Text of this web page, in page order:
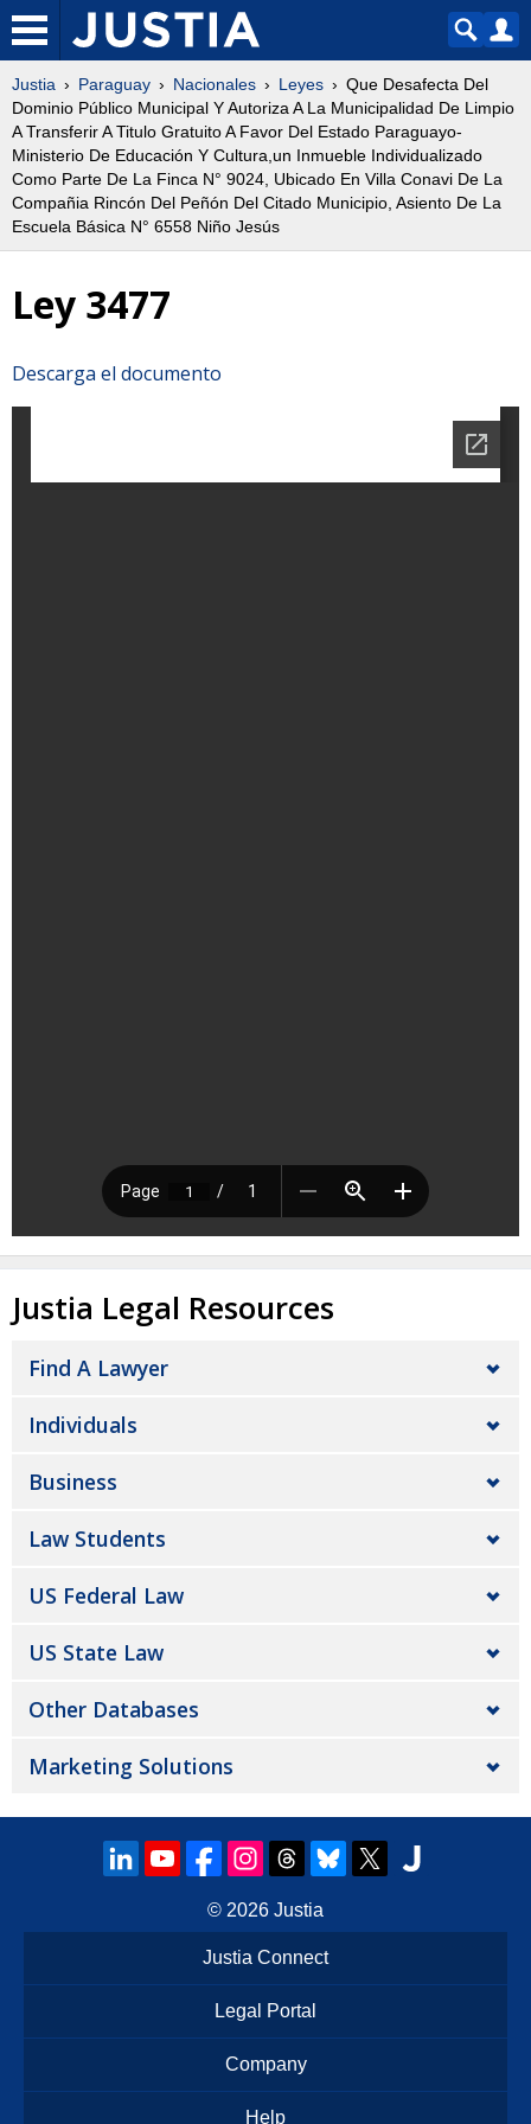
Justia Paraguay Nacionales Leyes
Que Desafecta Del
Dominio Público Municipal Y Autoriza A La Municipalidad De Limpio
A Transferir A Titulo Gratuito A Favor Del Estado Paraguayo-
Ministerio De Educación Y Cultura,un Inmueble Individualizado
Como Parte De La Finca N° 9024, Ubicado En Villa Conavi De La
Compañia Rincón Del Peñón Del Citado Municipio, Asiento De La
Escuela Básica N° 6558 Niño Jesús
Ley 3477
Descarga el documento
Justia Legal Resources
Find A Lawyer
Individuals
Business
Law Students
US Federal Law
US State Law
Other Databases
Marketing Solutions
© 2026 Justia
Justia Connect
Legal Portal
Company
Help